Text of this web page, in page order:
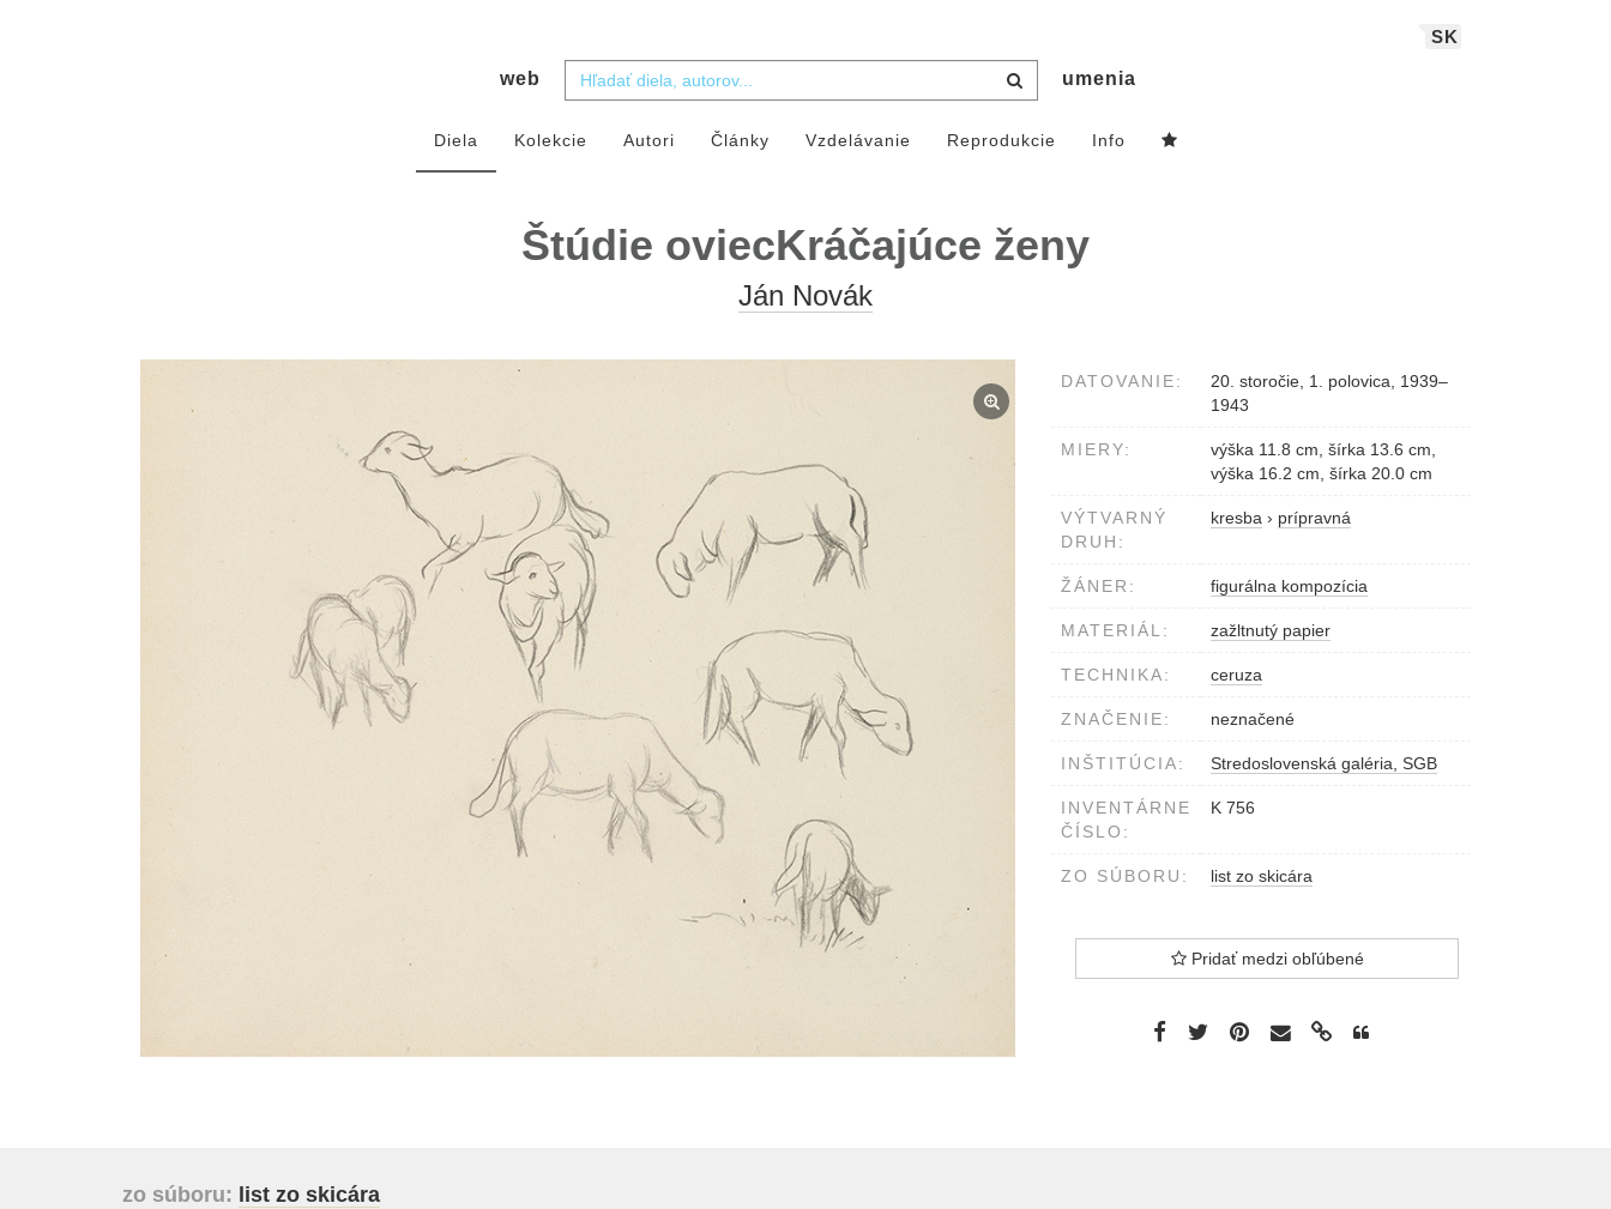
SK
web umenia
Diela Kolekcie Autori Články Vzdelávanie Reprodukcie Info
Štúdie oviecKráčajúce ženy
Ján Novák
DATOVANIE:
20. storočie, 1. polovica, 1939–
1943
MIERY:
výška 11.8 cm, šírka 13.6 cm,
výška 16.2 cm, šírka 20.0 cm
VÝTVARNÝ
DRUH:
kresba › prípravná
ŽÁNER: figurálna kompozícia
MATERIÁL: zažltnutý papier
TECHNIKA: ceruza
ZNAČENIE: neznačené
INŠTITÚCIA: Stredoslovenská galéria, SGB
INVENTÁRNE
ČÍSLO:
K 756
ZO SÚBORU: list zo skicára
Pridať medzi obľúbené
zo súboru: list zo skicára